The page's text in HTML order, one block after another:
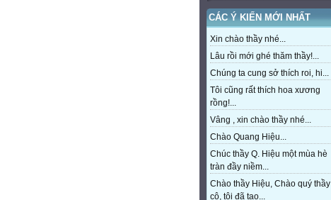
CÁC Ý KIẾN MỚI NHẤT
Xin chào thầy nhé...
Lâu rồi mới ghé thăm thầy!...
Chúng ta cung sở thích roi, hi...
Tôi cũng rất thích hoa xương
rồng!...
Vâng , xin chào thầy nhé...
Chào Quang Hiệu...
Chúc thầy Q. Hiệu một mùa hè
tràn đầy niềm...
Chào thầy Hiệu, Chào quý thầy
cô, tôi đã tạo...